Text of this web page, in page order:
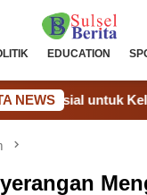
EDUCATION
NEWS
Keluarga Warga